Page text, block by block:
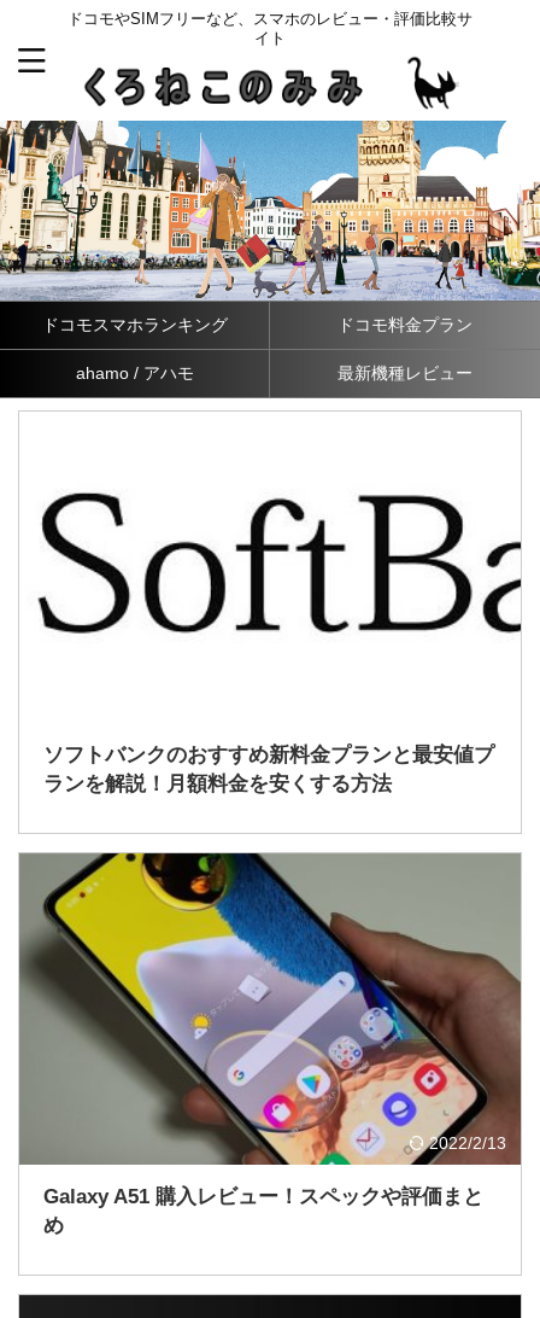
ドコモやSIMフリーなど、スマホのレビュー・評価比較サ
イト
ドコモスマホランキング ドコモ料金プラン
ahamo / アハモ 最新機種レビュー
ソフトバンクのおすすめ新料金プランと最安値プ
ランを解説！月額料金を安くする方法
2022/2/13
Galaxy A51 購入レビュー！スペックや評価まと
め